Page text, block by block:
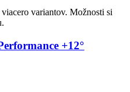
variantov. Možnosti si
+12°